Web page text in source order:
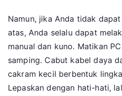
Namun, jika Anda tidak
atas, Anda selalu dapat
manual dan kuno. Matikan
samping. Cabut kabel daya
cakram kecil berbentuk
Lepaskan dengan hati-hati,